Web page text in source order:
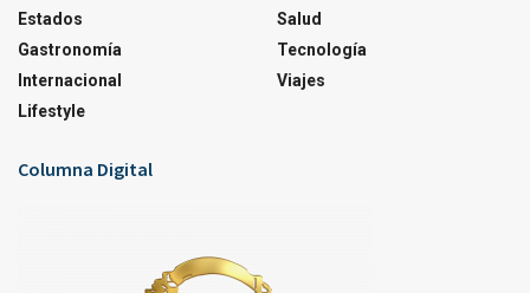
Estados
Gastronomía
Internacional
Lifestyle
Salud
Tecnología
Viajes
Columna Digital